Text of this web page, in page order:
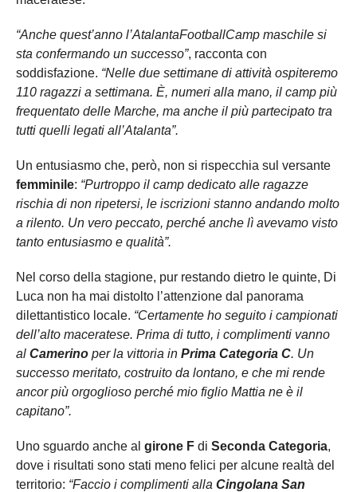
“Anche quest’anno l’AtalantaFootballCamp maschile si
sta confermando un successo”, racconta con
soddisfazione. “Nelle due settimane di attività ospiteremo
110 ragazzi a settimana. È, numeri alla mano, il camp più
frequentato delle Marche, ma anche il più partecipato tra
tutti quelli legati all’Atalanta”.
Un entusiasmo che, però, non si rispecchia sul versante
femminile: “Purtroppo il camp dedicato alle ragazze
rischia di non ripetersi, le iscrizioni stanno andando molto
a rilento. Un vero peccato, perché anche lì avevamo visto
tanto entusiasmo e qualità”.
Nel corso della stagione, pur restando dietro le quinte, Di
Luca non ha mai distolto l’attenzione dal panorama
dilettantistico locale. “Certamente ho seguito i campionati
dell’alto maceratese. Prima di tutto, i complimenti vanno
al Camerino per la vittoria in Prima Categoria C. Un
successo meritato, costruito da lontano, e che mi rende
ancor più orgoglioso perché mio figlio Mattia ne è il
capitano”.
Uno sguardo anche al girone F di Seconda Categoria,
dove i risultati sono stati meno felici per alcune realtà del
territorio: “Faccio i complimenti alla Cingolana San